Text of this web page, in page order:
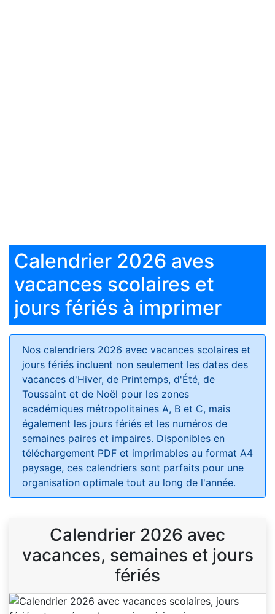
Calendrier 2026 aves
vacances scolaires et
jours fériés à imprimer
Nos calendriers 2026 avec vacances scolaires et
jours fériés incluent non seulement les dates des
vacances d'Hiver, de Printemps, d'Été, de
Toussaint et de Noël pour les zones
académiques métropolitaines A, B et C, mais
également les jours fériés et les numéros de
semaines paires et impaires. Disponibles en
téléchargement PDF et imprimables au format A4
paysage, ces calendriers sont parfaits pour une
organisation optimale tout au long de l'année.
Calendrier 2026 avec
vacances, semaines et jours
fériés